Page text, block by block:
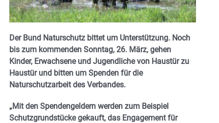
Der Bund Naturschutz bittet um Unterstützung. Noch
bis zum kommenden Sonntag, 26. März, gehen
Kinder, Erwachsene und Jugendliche von Haustür zu
Haustür und bitten um Spenden für die
Naturschutzarbeit des Verbandes.
„Mit den Spendengeldern werden zum Beispiel
Schutzgrundstücke gekauft, das Engagement für